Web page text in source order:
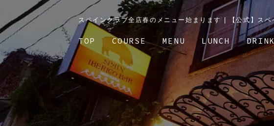
スペインクラブ全店春のメニュー始まります | 【公式】ス
TOP COURSE MENU LUNCH